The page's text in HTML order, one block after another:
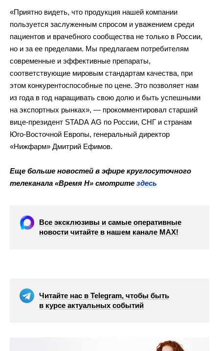
«Приятно видеть, что продукция нашей компании
пользуется заслуженным спросом и уважением среди
пациентов и врачебного сообщества не только в России,
но и за ее пределами. Мы предлагаем потребителям
современные и эффективные препараты,
соответствующие мировым стандартам качества, при
этом конкурентоспособные по цене. Это позволяет нам
из года в год наращивать свою долю и быть успешными
на экспортных рынках», — прокомментировал старший
вице-президент STADA AG по России, СНГ и странам
Юго-Восточной Европы, генеральный директор
«Нижфарм» Дмитрий Ефимов.
Еще больше новостей в эфире круглосуточного
телеканала «Время Н» смотрите здесь
Все эксклюзивы и самые оперативные
новости читайте в нашем канале МАХ!
Читайте нас в Telegram, чтобы быть
в курсе актуальных событий